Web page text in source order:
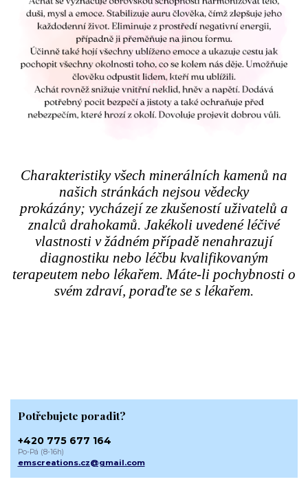
Charakteristiky všech minerálních kamenů na
našich stránkách nejsou vědecky
prokázány; vycházejí ze zkušeností uživatelů a
znalců drahokamů. Jakékoli uvedené léčivé
vlastnosti v žádném případě nenahrazují
diagnostiku nebo léčbu kvalifikovaným
terapeutem nebo lékařem. Máte-li pochybnosti o
svém zdraví, poraďte se s lékařem.
Potřebujete poradit?
+420 775 677 164
Po-Pá (8-16h)
emscreations.cz@gmail.com